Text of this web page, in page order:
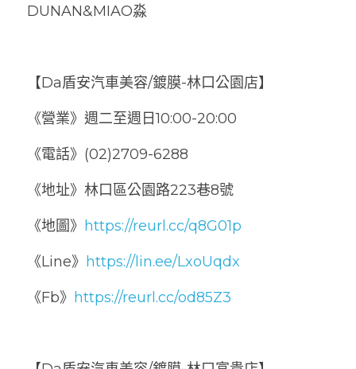
DUNAN&MIAO淼
【Da盾安汽車美容/鍍膜-林口公園店】
《營業》週二至週日10:00-20:00
《電話》(02)2709-6288
《地址》林口區公園路223巷8號
《地圖》 https://reurl.cc/q8G01p
《Line》 https://lin.ee/LxoUqdx
《Fb》 https://reurl.cc/od85Z3